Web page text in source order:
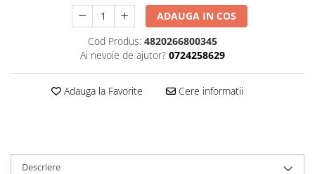
ADAUGA IN COS
Cod Produs: 4820266800345
Ai nevoie de ajutor? 0724258629
Adauga la Favorite Cere informatii
Descriere